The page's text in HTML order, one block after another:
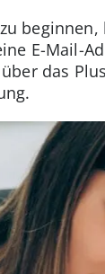
E-Mail-
das